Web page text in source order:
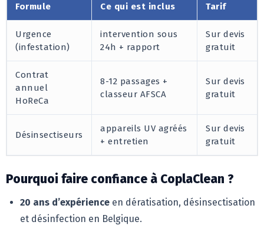
Formule Ce qui est inclus Tarif
Urgence
(infestation)
intervention sous
24h + rapport
Sur devis
gratuit
Contrat
annuel
HoReCa
8-12 passages +
classeur AFSCA
Sur devis
gratuit
Désinsectiseurs
appareils UV agréés
+ entretien
Sur devis
gratuit
Pourquoi faire confiance à CoplaClean ?
20 ans d’expérience en dératisation, désinsectisation
et désinfection en Belgique.